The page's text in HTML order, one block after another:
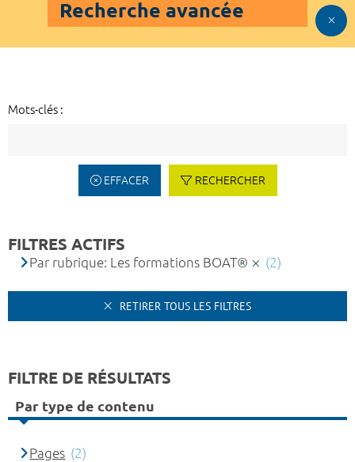
Recherche avancée
Mots-clés :
EFFACER RECHERCHER
FILTRES ACTIFS
Par rubrique: Les formations BOAT® (2)
RETIRER TOUS LES FILTRES
FILTRE DE RÉSULTATS
Par type de contenu
Pages (2)